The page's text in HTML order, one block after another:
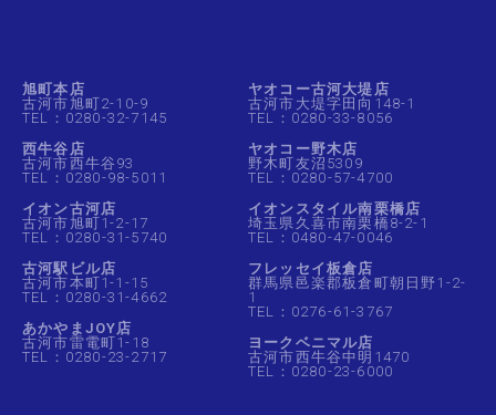
旭町本店
古河市旭町2-10-9
TEL：0280-32-7145
西牛谷店
古河市西牛谷93
TEL：0280-98-5011
イオン古河店
古河市旭町1-2-17
TEL：0280-31-5740
古河駅ビル店
古河市本町1-1-15
TEL：0280-31-4662
あかやまJOY店
古河市雷電町1-18
TEL：0280-23-2717
ヤオコー古河大堤店
古河市大堤字田向148-1
TEL：0280-33-8056
ヤオコー野木店
野木町友沼5309
TEL：0280-57-4700
イオンスタイル南栗橋店
埼玉県久喜市南栗橋8-2-1
TEL：0480-47-0046
フレッセイ板倉店
群馬県邑楽郡板倉町朝日野1-2-
1
TEL：0276-61-3767
ヨークベニマル店
古河市西牛谷中明1470
TEL：0280-23-6000